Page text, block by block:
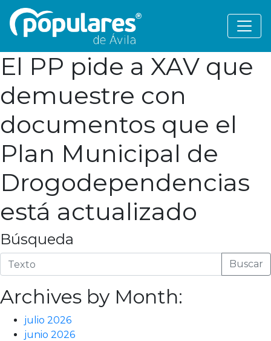
El PP pide a XAV que
demuestre con
documentos que el
Plan Municipal de
Drogodependencias
está actualizado
Búsqueda
Buscar
Archives by Month:
julio 2026
junio 2026